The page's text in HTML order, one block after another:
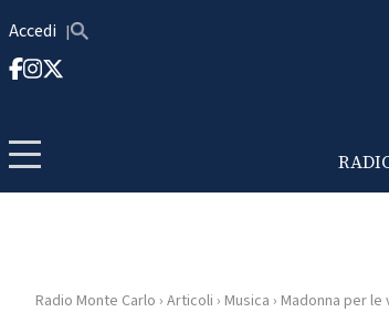
Accedi
HOMERadio Monte Carlo › Articoli › Musica › Madonna per le